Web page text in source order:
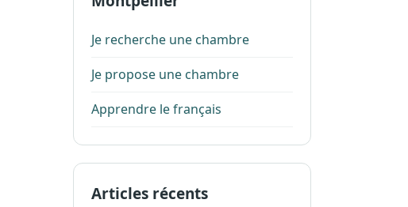
Je recherche une chambre
Je propose une chambre
Apprendre le français
Articles récents